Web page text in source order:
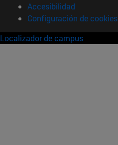
Accesibilidad
Configuración de cookies
Localizador de campus